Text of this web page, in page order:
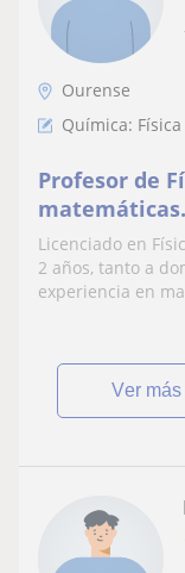
Ourense
Química:
Profesor de
Bachillerato
Licenciado en
2 años, tanto a
experiencia en
ver más